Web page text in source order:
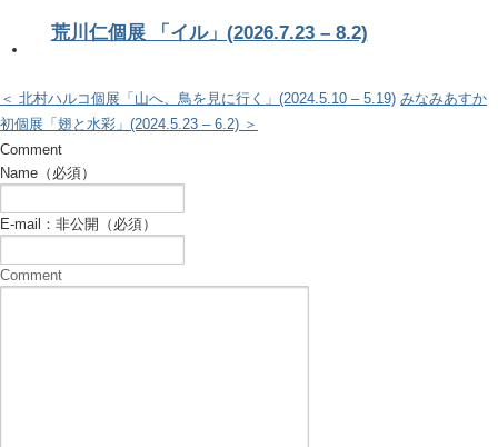
荒川仁個展 「イル」(2026.7.23 – 8.2)
＜ 北村ハルコ個展「山へ、鳥を見に行く」(2024.5.10 – 5.19) みなみあすか
初個展「翅と水彩」(2024.5.23 – 6.2) ＞
Comment
Name（必須）
E-mail：非公開（必須）
Comment